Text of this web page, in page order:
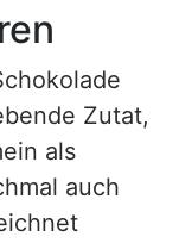
Zutat,
als
auch